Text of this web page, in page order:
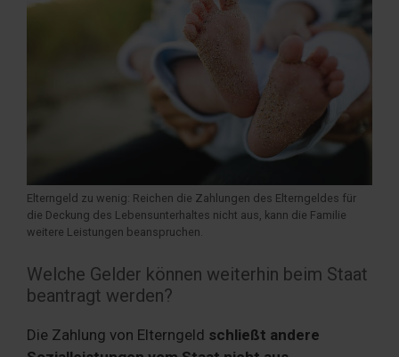
Elterngeld zu wenig: Reichen die Zahlungen des Elterngeldes für
die Deckung des Lebensunterhaltes nicht aus, kann die Familie
weitere Leistungen beanspruchen.
Welche Gelder können weiterhin beim Staat
beantragt werden?
Die Zahlung von Elterngeld schließt andere